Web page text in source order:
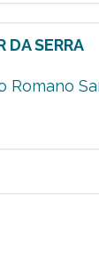
DA SERRA
Romano